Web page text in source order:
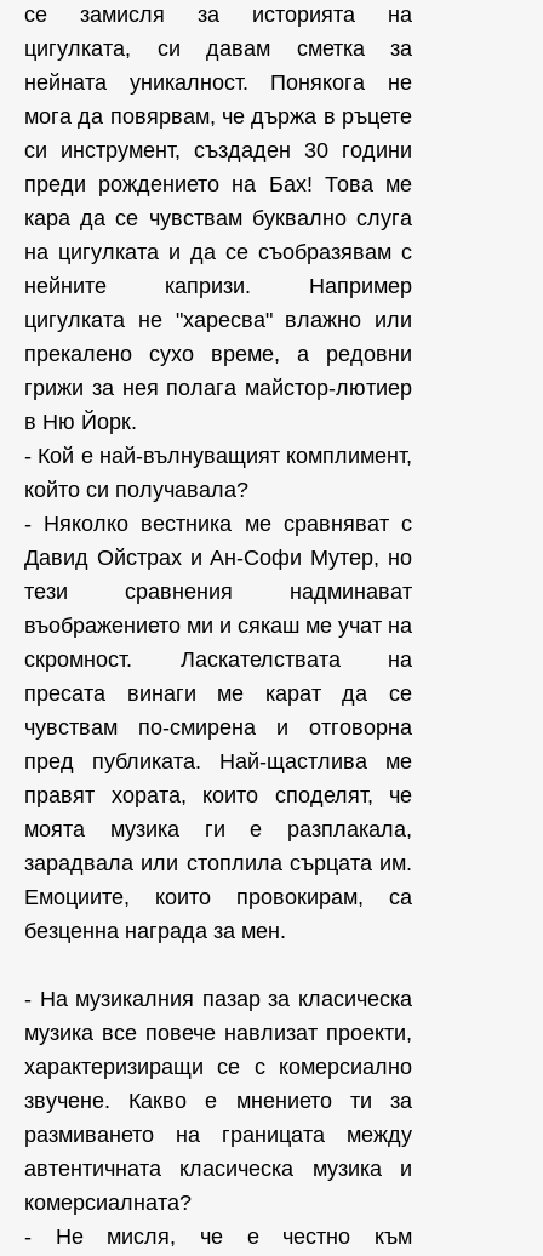
се замисля за историята на
цигулката, си давам сметка за
нейната уникалност. Понякога не
мога да повярвам, че държа в ръцете
си инструмент, създаден 30 години
преди рождението на Бах! Това ме
кара да се чувствам буквално слуга
на цигулката и да се съобразявам с
нейните капризи. Например
цигулката не "харесва" влажно или
прекалено сухо време, а редовни
грижи за нея полага майстор-лютиер
в Ню Йорк.
- Кой е най-вълнуващият комплимент,
който си получавала?
- Няколко вестника ме сравняват с
Давид Ойстрах и Ан-Софи Мутер, но
тези сравнения надминават
въображението ми и сякаш ме учат на
скромност. Ласкателствата на
пресата винаги ме карат да се
чувствам по-смирена и отговорна
пред публиката. Най-щастлива ме
правят хората, които споделят, че
моята музика ги е разплакала,
зарадвала или стоплила сърцата им.
Емоциите, които провокирам, са
безценна награда за мен.
- На музикалния пазар за класическа
музика все повече навлизат проекти,
характеризиращи се с комерсиално
звучене. Какво е мнението ти за
размиването на границата между
автентичната класическа музика и
комерсиалната?
- Не мисля, че е честно към